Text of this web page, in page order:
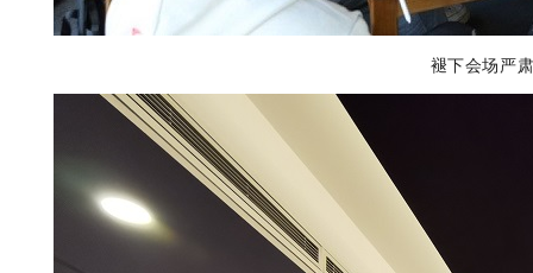
褪下会场严